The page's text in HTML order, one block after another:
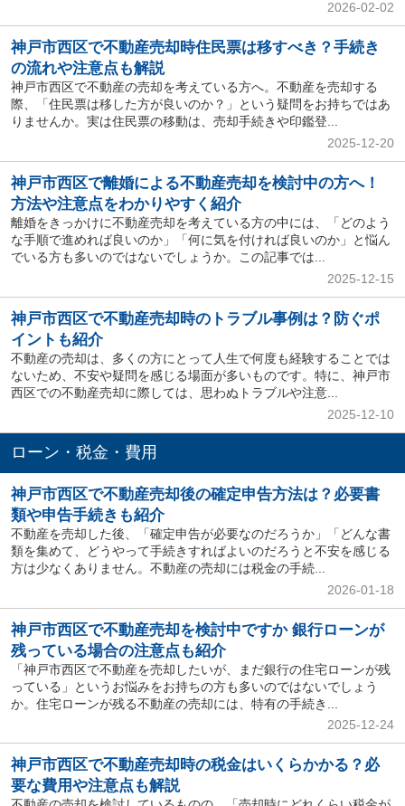
2026-02-02
神戸市西区で不動産売却時住民票は移すべき？手続き
の流れや注意点も解説
神戸市西区で不動産の売却を考えている方へ。不動産を売却する
際、「住民票は移した方が良いのか？」という疑問をお持ちではあ
りませんか。実は住民票の移動は、売却手続きや印鑑登...
2025-12-20
神戸市西区で離婚による不動産売却を検討中の方へ！
方法や注意点をわかりやすく紹介
離婚をきっかけに不動産売却を考えている方の中には、「どのよう
な手順で進めれば良いのか」「何に気を付ければ良いのか」と悩ん
でいる方も多いのではないでしょうか。この記事では...
2025-12-15
神戸市西区で不動産売却時のトラブル事例は？防ぐポ
イントも紹介
不動産の売却は、多くの方にとって人生で何度も経験することでは
ないため、不安や疑問を感じる場面が多いものです。特に、神戸市
西区での不動産売却に際しては、思わぬトラブルや注意...
2025-12-10
ローン・税金・費用
神戸市西区で不動産売却後の確定申告方法は？必要書
類や申告手続きも紹介
不動産を売却した後、「確定申告が必要なのだろうか」「どんな書
類を集めて、どうやって手続きすればよいのだろうと不安を感じる
方は少なくありません。不動産の売却には税金の手続...
2026-01-18
神戸市西区で不動産売却を検討中ですか 銀行ローンが
残っている場合の注意点も紹介
「神戸市西区で不動産を売却したいが、まだ銀行の住宅ローンが残
っている」というお悩みをお持ちの方も多いのではないでしょう
か。住宅ローンが残る不動産の売却には、特有の手続き...
2025-12-24
神戸市西区で不動産売却時の税金はいくらかかる？必
要な費用や注意点も解説